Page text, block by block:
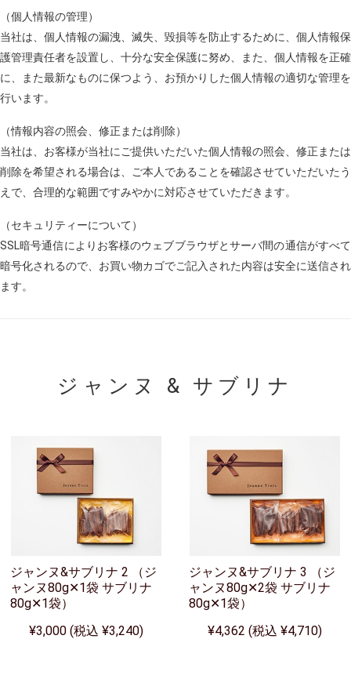
（個人情報の管理）
当社は、個人情報の漏洩、滅失、毀損等を防止するために、個人情報保
護管理責任者を設置し、十分な安全保護に努め、また、個人情報を正確
に、また最新なものに保つよう、お預かりした個人情報の適切な管理を
行います。
（情報内容の照会、修正または削除）
当社は、お客様が当社にご提供いただいた個人情報の照会、修正または
削除を希望される場合は、ご本人であることを確認させていただいたう
えで、合理的な範囲ですみやかに対応させていただきます。
（セキュリティーについて）
SSL暗号通信によりお客様のウェブブラウザとサーバ間の通信がすべて
暗号化されるので、お買い物カゴでご記入された内容は安全に送信され
ます。
ジャンヌ & サブリナ
ジャンヌ&サブリナ 2 （ジ
ャンヌ80g✕1袋 サブリナ
80g✕1袋）
¥3,000 (税込 ¥3,240)
ジャンヌ&サブリナ 3 （ジ
ャンヌ80g✕2袋 サブリナ
80g✕1袋）
¥4,362 (税込 ¥4,710)